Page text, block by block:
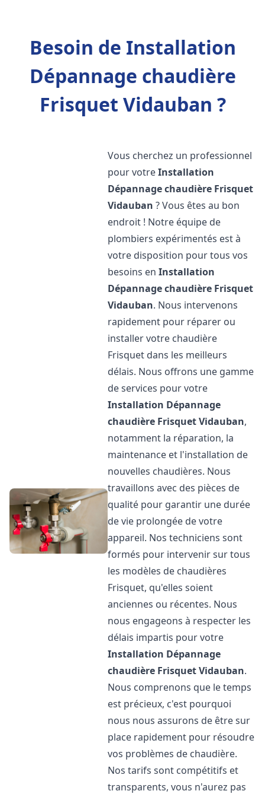
Besoin de Installation
Dépannage chaudière
Frisquet Vidauban ?
Vous cherchez un professionnel
pour votreInstallation
Dépannage chaudière Frisquet
Vidauban ? Vous êtes au bon
endroit ! Notre équipe de
plombiers expérimentés est à
votre disposition pour tous vos
besoins enInstallation
Dépannage chaudière Frisquet
Vidauban. Nous intervenons
rapidement pour réparer ou
installer votre chaudière
Frisquet dans les meilleurs
délais. Nous offrons une gamme
de services pour votre
Installation Dépannage
chaudière FrisquetVidauban,
notamment la réparation, la
maintenance et l'installation de
nouvelles chaudières. Nous
travaillons avec des pièces de
qualité pour garantir une durée
de vie prolongée de votre
appareil. Nos techniciens sont
formés pour intervenir sur tous
les modèles de chaudières
Frisquet, qu'elles soient
anciennes ou récentes. Nous
nous engageons à respecter les
délais impartis pour votre
Installation Dépannage
chaudière FrisquetVidauban.
Nous comprenons que le temps
est précieux, c'est pourquoi
nous nous assurons de être sur
place rapidement pour résoudre
vos problèmes de chaudière.
Nos tarifs sont compétitifs et
transparents, vous n'aurez pas